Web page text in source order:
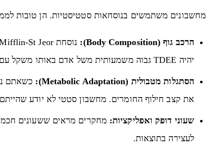
מחשבונים משתמשים בנוסחאות סטטיסטיות. הן טובות
הרכב גוף (Body Composition):
יהיה TDEE גבוה משמעותית משל אדם באותו משקל עם אחוז שומן גבוה.
הסתגלות מטבולית (Metabolic Adaptation):
את קצב חילוף החומרים. מחשבון סטטי לא יודע שהייתם בדיאטה ב-3
שעוני דופק ואפליקציות:
לעצירה בתוצאות.